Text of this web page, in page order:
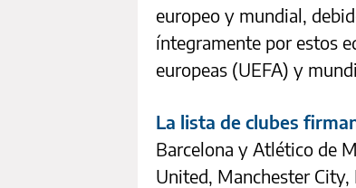
europeo y mundial,
íntegramente por estos
europeas (UEFA) y
La lista de clubes
Barcelona y Atlético de
United, Manchester